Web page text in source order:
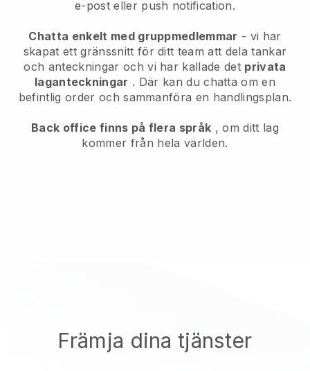
e-post eller push notification.
Chatta enkelt med gruppmedlemmar - vi har
skapat ett gränssnitt för ditt team att dela tankar
och anteckningar och vi har kallade det privata
laganteckningar . Där kan du chatta om en
befintlig order och sammanföra en handlingsplan.
Back office finns på flera språk , om ditt lag
kommer från hela världen.
Främja dina tjänster